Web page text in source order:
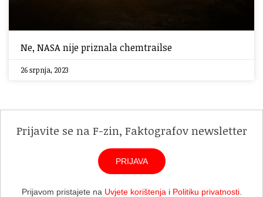
Ne, NASA nije priznala chemtrailse
26 srpnja, 2023
Prijavite se na F-zin, Faktografov newsletter
PRIJAVA
Prijavom pristajete na Uvjete korištenja i Politiku privatnosti.